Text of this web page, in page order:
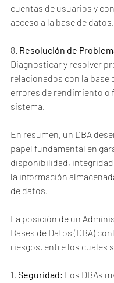
cuentas de usuarios y
acceso a la base de datos.
8. Resolución de
Diagnosticar y resolver
relacionados con la base
errores de rendimiento o
sistema.
En resumen, un DBA
papel fundamental en
disponibilidad, integridad
la información
de datos.
La posición de un
Bases de Datos (DBA)
riesgos, entre los cuales
1. Seguridad: Los DBAs